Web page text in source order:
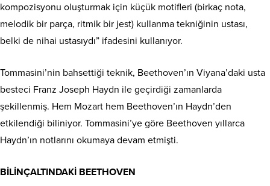
kompozisyonu oluşturmak için küçük motifleri (birkaç nota,
melodik bir parça, ritmik bir jest) kullanma tekniğinin ustası,
belki de nihai ustasıydı” ifadesini kullanıyor.
Tommasini’nin bahsettiği teknik, Beethoven’ın Viyana’daki usta
besteci Franz Joseph Haydn ile geçirdiği zamanlarda
şekillenmiş. Hem Mozart hem Beethoven’ın Haydn’den
etkilendiği biliniyor. Tommasini’ye göre Beethoven yıllarca
Haydn’ın notlarını okumaya devam etmişti.
BİLİNÇALTINDAKİ BEETHOVEN